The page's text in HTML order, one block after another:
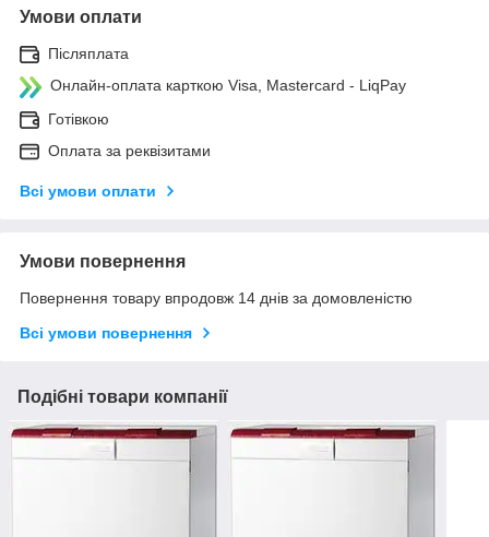
Умови оплати
Післяплата
Онлайн-оплата карткою Visa, Mastercard - LiqPay
Готівкою
Оплата за реквізитами
Всі умови оплати
Умови повернення
Повернення товару впродовж 14 днів за домовленістю
Всі умови повернення
Подібні товари компанії